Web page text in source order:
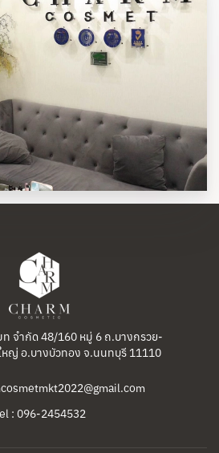
ท จำกัด 48/160 หมู่ 6 ถ.บางกรวย-
หญ่ อ.บางบัวทอง จ.นนทบุรี 11110
: 096-2454532